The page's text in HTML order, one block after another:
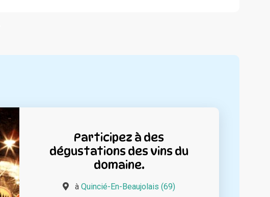
Participez à des
dégustations des vins du
domaine.
àQuincié-En-Beaujolais (69)